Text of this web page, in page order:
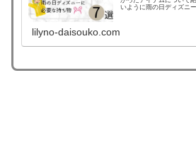
いように雨の日ディズニ
lilyno-daisouko.com